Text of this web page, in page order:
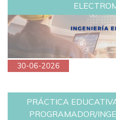
30-06-2026
PRÁCTICA
PROGRAMADOR/